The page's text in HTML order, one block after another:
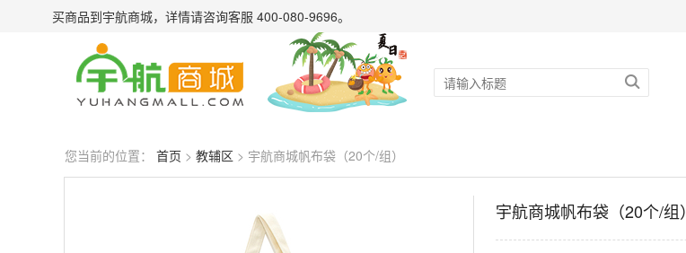
买商品到宇航商城，详情请咨询客服 400-080-9696。
您当前的位置： 首页 > 教辅区 > 宇航商城帆布袋（20个/组）
宇航商城帆布袋（20个/组）